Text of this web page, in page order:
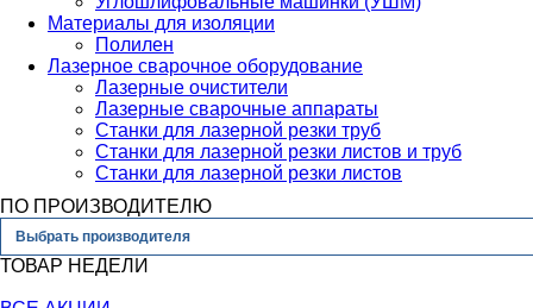
Материалы для изоляции
Полилен
Лазерное сварочное оборудование
Лазерные очистители
Лазерные сварочные аппараты
Станки для лазерной резки труб
Станки для лазерной резки листов и труб
Станки для лазерной резки листов
ПО ПРОИЗВОДИТЕЛЮ
Выбрать производителя
ТОВАР НЕДЕЛИ